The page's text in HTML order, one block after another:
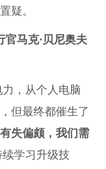
疑。
官马克·贝尼奥夫
，从个人电脑
但最终都催生了
失偏颇，我们需
学习升级技